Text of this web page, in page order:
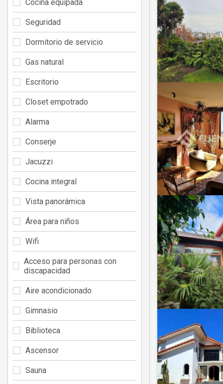
Cocina equipada
Seguridad
Dormitorio de servicio
Gas natural
Escritorio
Closet empotrado
Alarma
Conserje
Jacuzzi
Cocina integral
Vista panorámica
Área para niños
Wifi
Acceso para personas con
discapacidad
Aire acondicionado
Gimnasio
Biblioteca
Ascensor
Sauna